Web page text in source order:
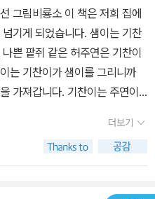
그림비룡소 이 책은 저희 집에
기게 되었습니다. 샘이는 기찬
쁜 팥쥐 같은 허주연은 기찬이
는 기찬이가 샘이를 그리니까
가져갑니다. 기찬이는 주연이
께 치킨과 떡볶이를 맛있게 나
기찬이의 집에서 치킨과 떡볶
부터는 내 짝꿍에게 좋은 짝꿍
더보기